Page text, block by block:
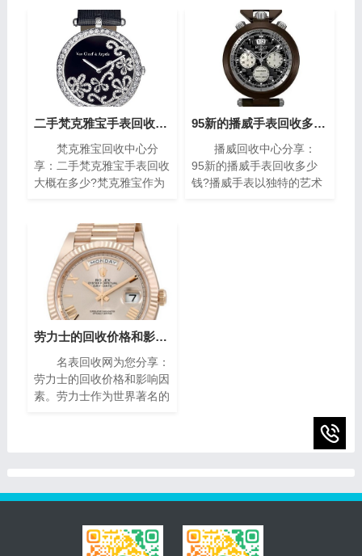
二手梵克雅宝手表回收大概在多少?(梵克雅宝高价回收指南)
梵克雅宝回收中心分
享：二手梵克雅宝手表回收
大概在多少?梵克雅宝作为
量而闻名。对于那些拥有一
款梵克雅宝手表的人来说，
了解其回收价格是非常重要
的。本文将为您介绍二手梵
克雅宝手表回收的价格指
南，帮助您获取最高回收
价。
95新的播威手表回收多少钱?(高价回收指南)
播威回收中心分享：
95新的播威手表回收多少
钱?播威手表以独特的艺术
及如何获得最高回收价。
劳力士的回收价格和影响因素(影响劳力士回收价格的因素)
名表回收网为您分享：
劳力士的回收价格和影响因
素。劳力士作为世界著名的